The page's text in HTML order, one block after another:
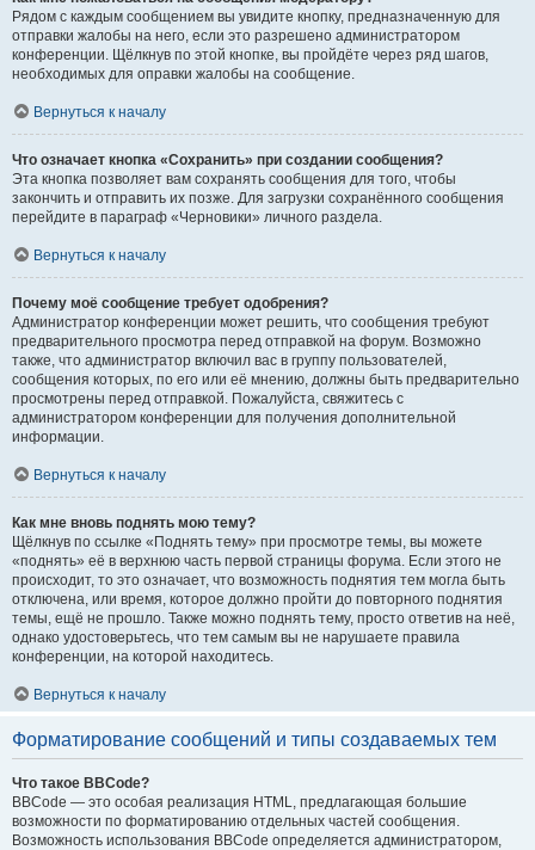
Рядом с каждым сообщением вы увидите кнопку, предназначенную для
отправки жалобы на него, если это разрешено администратором
конференции. Щёлкнув по этой кнопке, вы пройдёте через ряд шагов,
необходимых для оправки жалобы на сообщение.
Вернуться к началу
Что означает кнопка «Сохранить» при создании сообщения?
Эта кнопка позволяет вам сохранять сообщения для того, чтобы
закончить и отправить их позже. Для загрузки сохранённого сообщения
перейдите в параграф «Черновики» личного раздела.
Вернуться к началу
Почему моё сообщение требует одобрения?
Администратор конференции может решить, что сообщения требуют
предварительного просмотра перед отправкой на форум. Возможно
также, что администратор включил вас в группу пользователей,
сообщения которых, по его или её мнению, должны быть предварительно
просмотрены перед отправкой. Пожалуйста, свяжитесь с
администратором конференции для получения дополнительной
информации.
Вернуться к началу
Как мне вновь поднять мою тему?
Щёлкнув по ссылке «Поднять тему» при просмотре темы, вы можете
«поднять» её в верхнюю часть первой страницы форума. Если этого не
происходит, то это означает, что возможность поднятия тем могла быть
отключена, или время, которое должно пройти до повторного поднятия
темы, ещё не прошло. Также можно поднять тему, просто ответив на неё,
однако удостоверьтесь, что тем самым вы не нарушаете правила
конференции, на которой находитесь.
Вернуться к началу
Форматирование сообщений и типы создаваемых тем
Что такое BBCode?
BBCode — это особая реализация HTML, предлагающая большие
возможности по форматированию отдельных частей сообщения.
Возможность использования BBCode определяется администратором,